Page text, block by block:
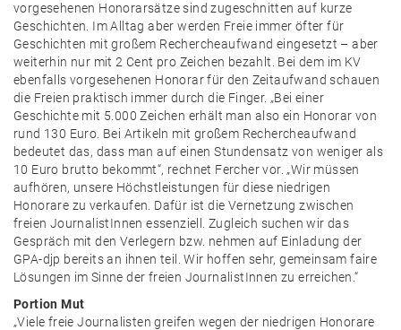
vorgesehenen Honorarsätze sind zugeschnitten auf kurze
Geschichten. Im Alltag aber werden Freie immer öfter für
Geschichten mit großem Rechercheaufwand eingesetzt – aber
weiterhin nur mit 2 Cent pro Zeichen bezahlt. Bei dem im KV
ebenfalls vorgesehenen Honorar für den Zeitaufwand schauen
die Freien praktisch immer durch die Finger. „Bei einer
Geschichte mit 5.000 Zeichen erhält man also ein Honorar von
rund 130 Euro. Bei Artikeln mit großem Rechercheaufwand
bedeutet das, dass man auf einen Stundensatz von weniger als
10 Euro brutto bekommt“, rechnet Fercher vor. „Wir müssen
aufhören, unsere Höchstleistungen für diese niedrigen
Honorare zu verkaufen. Dafür ist die Vernetzung zwischen
freien JournalistInnen essenziell. Zugleich suchen wir das
Gespräch mit den Verlegern bzw. nehmen auf Einladung der
GPA-djp bereits an ihnen teil. Wir hoffen sehr, gemeinsam faire
Lösungen im Sinne der freien JournalistInnen zu erreichen.“
Portion Mut
„Viele freie Journalisten greifen wegen der niedrigen Honorare